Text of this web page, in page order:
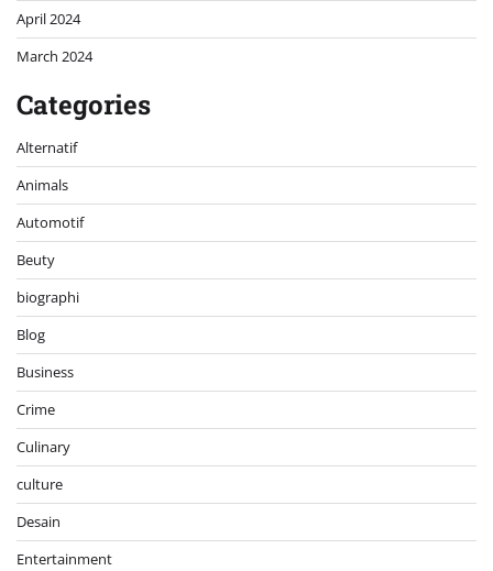
April 2024
March 2024
Categories
Alternatif
Animals
Automotif
Beuty
biographi
Blog
Business
Crime
Culinary
culture
Desain
Entertainment